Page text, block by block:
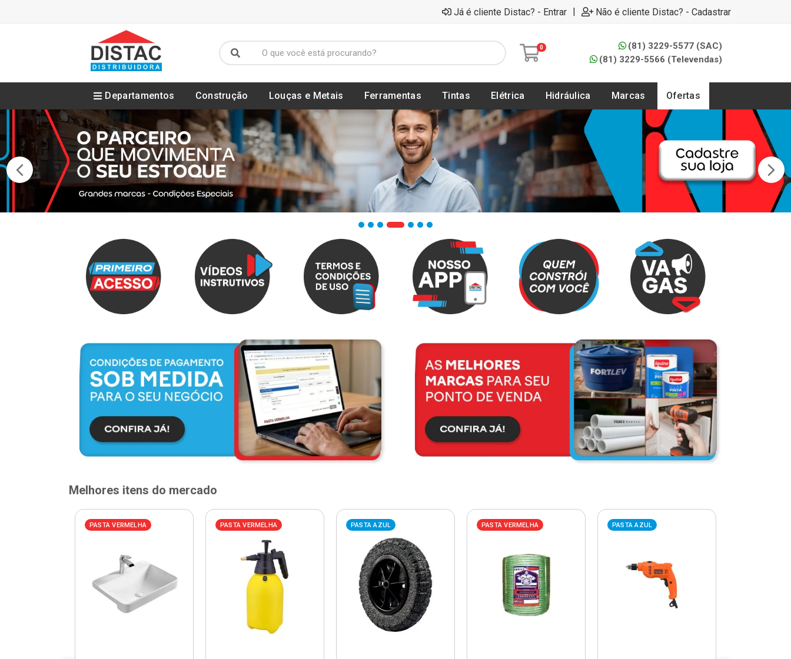
Já é cliente Distac? - Entrar | Não é cliente Distac? - Cadastrar
0
(81) 3229-5577 (SAC)
(81) 3229-5566 (Televendas)
Departamentos Construção Louças e Metais Ferramentas Tintas Elétrica Hidráulica Marcas Ofertas
Melhores itens do mercado
PASTA VERMELHA PASTA VERMELHA PASTA AZUL PASTA VERMELHA PASTA AZUL